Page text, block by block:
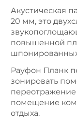
Акустическая
20 мм, это
повышенной
Рауфон Планк
зонировать
переотражение
помещение
отдыха.